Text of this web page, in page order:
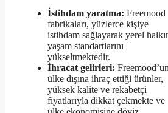
İstihdam yaratma: Freemood
fabrikaları, yüzlerce kişiye
istihdam sağlayarak yerel
yaşam standartlarını
yükseltmektedir.
İhracat gelirleri: Freemood’un
ülke dışına ihraç ettiği ürünler,
yüksek kalite ve rekabetçi
fiyatlarıyla dikkat çekmekte ve